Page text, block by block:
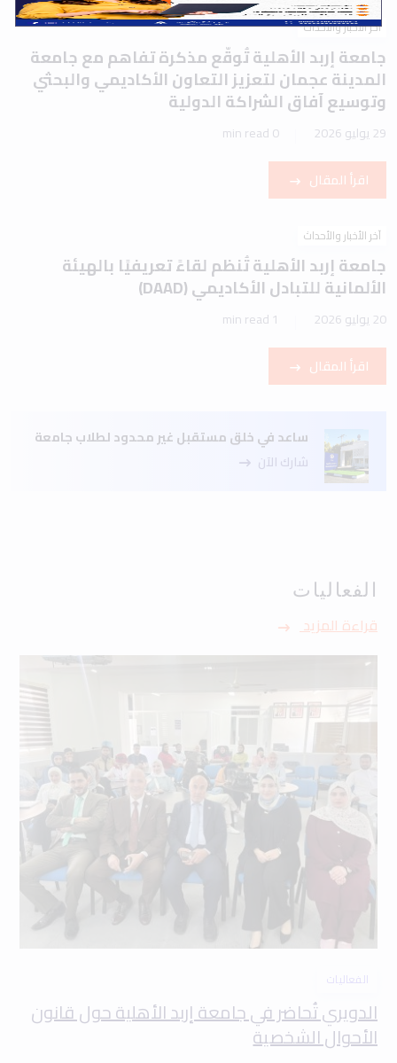
آخر الأخبار والأحداث
جامعة إربد الأهلية تُوقّع مذكرة تفاهم مع جامعة
المدينة عجمان لتعزيز التعاون الأكاديمي والبحثي
وتوسيع آفاق الشراكة الدولية
29 يوليو 2026 0 min read
اقرأ المقال
آخر الأخبار والأحداث
جامعة إربد الأهلية تُنظم لقاءً تعريفيًا بالهيئة
الألمانية للتبادل الأكاديمي (DAAD)
20 يوليو 2026 1 min read
اقرأ المقال
ساعد في خلق مستقبل غير محدود لطلاب جامعة
شارك الآن
الفعاليات
قراءة المزيد
الفعاليات
الدويري تُحاضر في جامعة إربد الأهلية حول قانون
الأحوال الشخصية